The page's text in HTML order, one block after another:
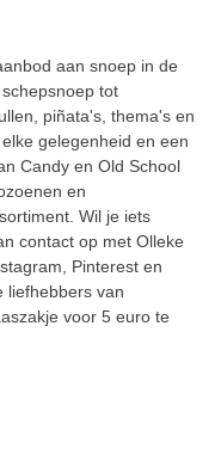
aan snoep in de
tot
piñata's, thema's en
gelegenheid en een
Candy en Old School
en
Wil je iets
contact op met Olleke
Pinterest en
liefhebbers van
voor 5 euro te